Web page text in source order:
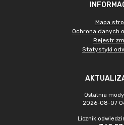
Mapa
Ochrona danych
Rejestr
Statystyki
Ostatnia
2026-08-07
Licznik